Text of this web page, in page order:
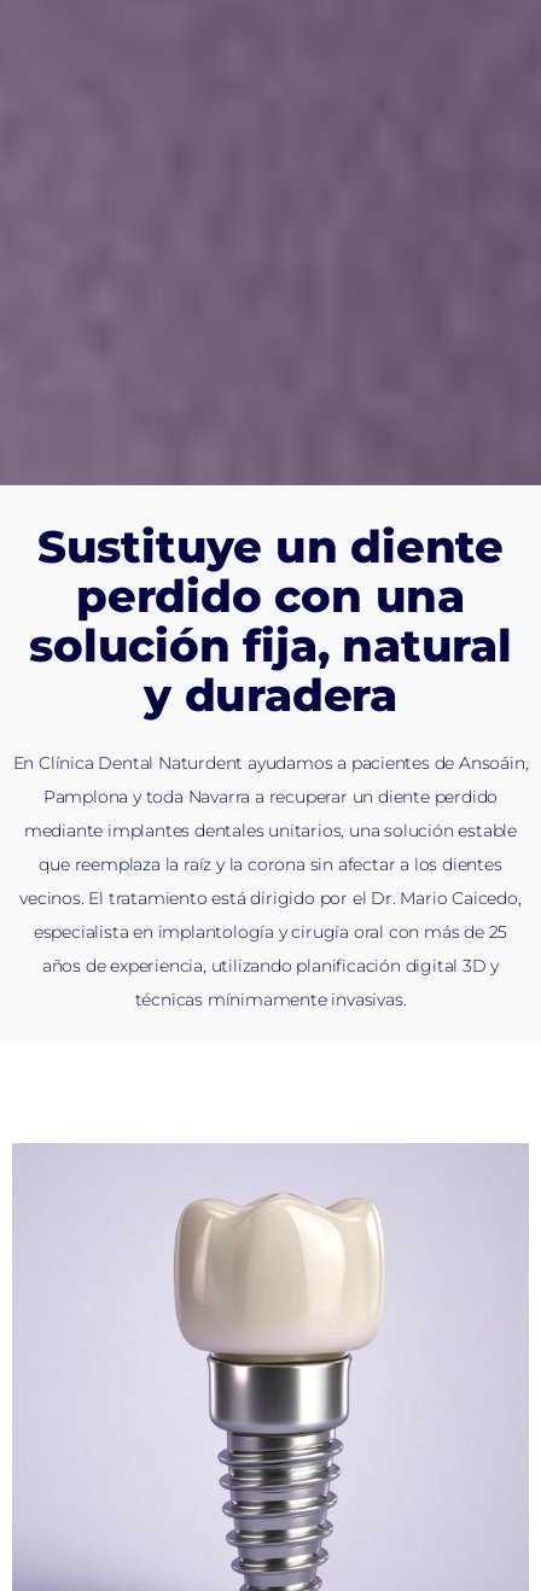
Sustituye un diente
perdido con una
solución fija, natural
y duradera
En Clínica Dental Naturdent ayudamos a pacientes de Ansoáin,
Pamplona y toda Navarra a recuperar un diente perdido
mediante implantes dentales unitarios, una solución estable
que reemplaza la raíz y la corona sin afectar a los dientes
vecinos. El tratamiento está dirigido por el Dr. Mario Caicedo,
especialista en implantología y cirugía oral con más de 25
años de experiencia, utilizando planificación digital 3D y
técnicas mínimamente invasivas.